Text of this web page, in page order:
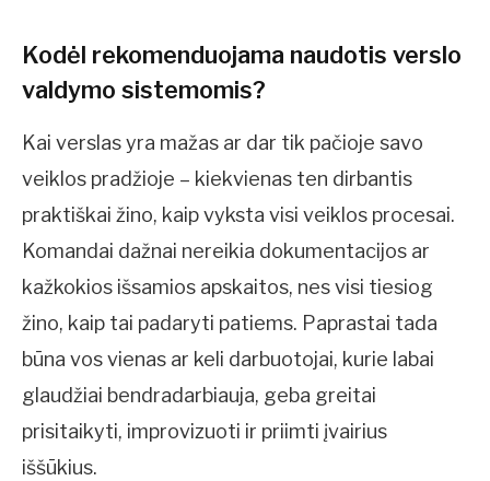
Kodėl rekomenduojama naudotis verslo
valdymo sistemomis?
Kai verslas yra mažas ar dar tik pačioje savo
veiklos pradžioje – kiekvienas ten dirbantis
praktiškai žino, kaip vyksta visi veiklos procesai.
Komandai dažnai nereikia dokumentacijos ar
kažkokios išsamios apskaitos, nes visi tiesiog
žino, kaip tai padaryti patiems. Paprastai tada
būna vos vienas ar keli darbuotojai, kurie labai
glaudžiai bendradarbiauja, geba greitai
prisitaikyti, improvizuoti ir priimti įvairius
iššūkius.